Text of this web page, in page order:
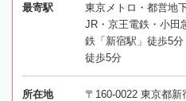
最寄駅
東京メトロ・都営地
JR・京王電鉄・小田
鉄「新宿駅」徒歩5分
徒歩5分
所在地
〒160-0022 東京都新